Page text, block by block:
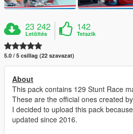
23 242
Letöltés
142
Tetszik
5.0 / 5 csillag (22 szavazat)
About
This pack contains 129 Stunt Race
These are the official ones created
I decided to upload this pack because
updated since 2016.